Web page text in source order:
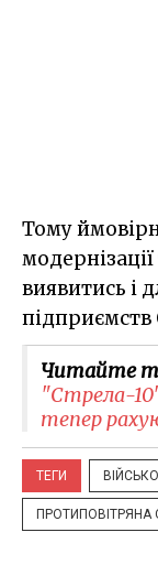
Тому
виявитись і
Читайте
"Стрела-
тепер
ТЕГИ